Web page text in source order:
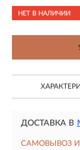
НЕТ В НАЛИЧИИ
ДОСТАВКА В
САМОВЫВОЗ